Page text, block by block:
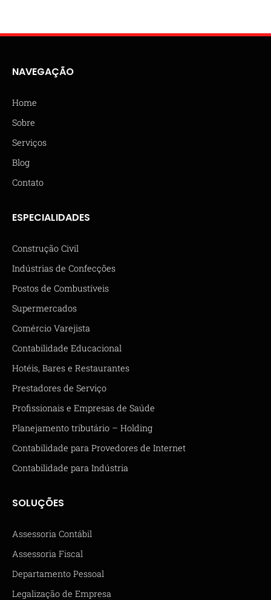
NAVEGAÇÃO
Home
Sobre
Serviços
Blog
Contato
ESPECIALIDADES
Construção Civil
Indústrias de Confecções
Postos de Combustíveis
Supermercados
Comércio Varejista
Contabilidade Educacional
Hotéis, Bares e Restaurantes
Prestadores de Serviço
Profissionais e Empresas de Saúde
Planejamento tributário – Holding
Contabilidade para Provedores de Internet
Contabilidade para Indústria
SOLUÇÕES
Assessoria Contábil
Assessoria Fiscal
Departamento Pessoal
Legalização de Empresa